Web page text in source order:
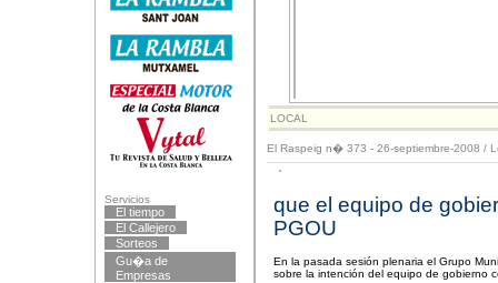
Servicios
El tiempo
El Callejero
Sorteos
Gu�a de
Empresas
LOCAL
El Raspeig n� 373 - 26-septiembre-2008 /
que el equipo de
PGOU
En la pasada sesión plenaria el Grupo
sobre la intención del equipo de gobierno